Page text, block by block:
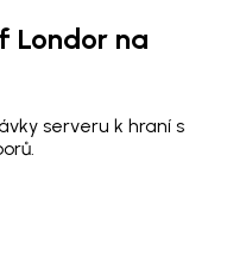
Londor na
serveru k hraní s